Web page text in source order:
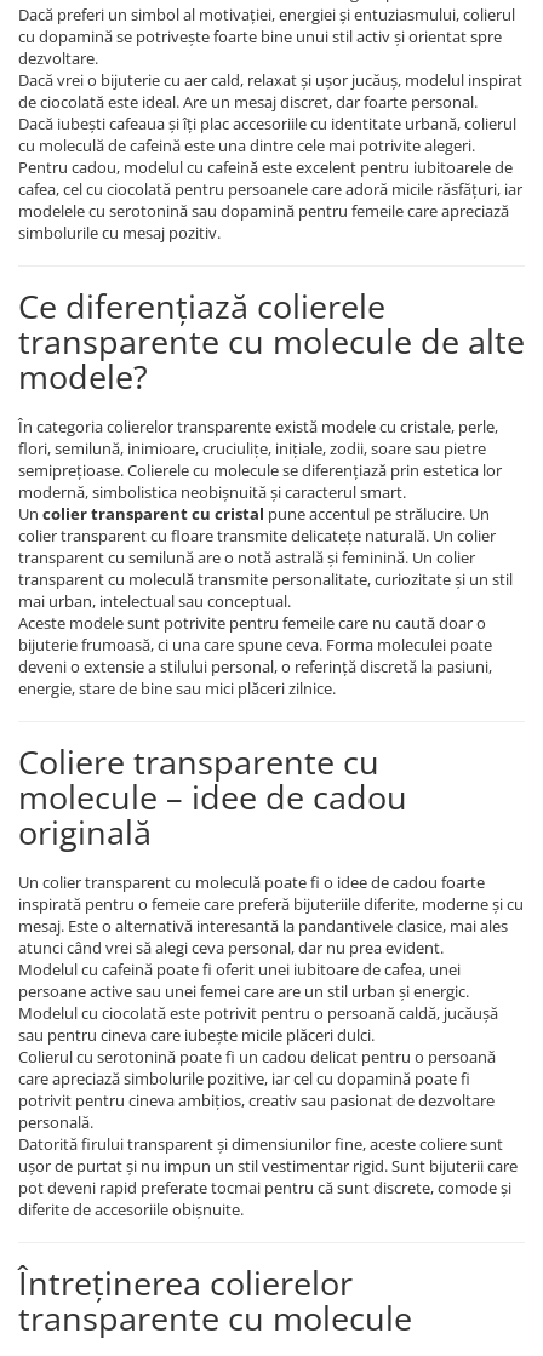
Dacă preferi un simbol al motivației, energiei și entuziasmului, colierul
cu dopamină se potrivește foarte bine unui stil activ și orientat spre
dezvoltare.
Dacă vrei o bijuterie cu aer cald, relaxat și ușor jucăuș, modelul inspirat
de ciocolată este ideal. Are un mesaj discret, dar foarte personal.
Dacă iubești cafeaua și îți plac accesoriile cu identitate urbană, colierul
cu moleculă de cafeină este una dintre cele mai potrivite alegeri.
Pentru cadou, modelul cu cafeină este excelent pentru iubitoarele de
cafea, cel cu ciocolată pentru persoanele care adoră micile răsfățuri, iar
modelele cu serotonină sau dopamină pentru femeile care apreciază
simbolurile cu mesaj pozitiv.
Ce diferențiază colierele
transparente cu molecule de alte
modele?
În categoria colierelor transparente există modele cu cristale, perle,
flori, semilună, inimioare, cruciulițe, inițiale, zodii, soare sau pietre
semiprețioase. Colierele cu molecule se diferențiază prin estetica lor
modernă, simbolistica neobișnuită și caracterul smart.
Un colier transparent cu cristal pune accentul pe strălucire. Un
colier transparent cu floare transmite delicatețe naturală. Un colier
transparent cu semilună are o notă astrală și feminină. Un colier
transparent cu moleculă transmite personalitate, curiozitate și un stil
mai urban, intelectual sau conceptual.
Aceste modele sunt potrivite pentru femeile care nu caută doar o
bijuterie frumoasă, ci una care spune ceva. Forma moleculei poate
deveni o extensie a stilului personal, o referință discretă la pasiuni,
energie, stare de bine sau mici plăceri zilnice.
Coliere transparente cu
molecule – idee de cadou
originală
Un colier transparent cu moleculă poate fi o idee de cadou foarte
inspirată pentru o femeie care preferă bijuteriile diferite, moderne și cu
mesaj. Este o alternativă interesantă la pandantivele clasice, mai ales
atunci când vrei să alegi ceva personal, dar nu prea evident.
Modelul cu cafeină poate fi oferit unei iubitoare de cafea, unei
persoane active sau unei femei care are un stil urban și energic.
Modelul cu ciocolată este potrivit pentru o persoană caldă, jucăușă
sau pentru cineva care iubește micile plăceri dulci.
Colierul cu serotonină poate fi un cadou delicat pentru o persoană
care apreciază simbolurile pozitive, iar cel cu dopamină poate fi
potrivit pentru cineva ambițios, creativ sau pasionat de dezvoltare
personală.
Datorită firului transparent și dimensiunilor fine, aceste coliere sunt
ușor de purtat și nu impun un stil vestimentar rigid. Sunt bijuterii care
pot deveni rapid preferate tocmai pentru că sunt discrete, comode și
diferite de accesoriile obișnuite.
Întreținerea colierelor
transparente cu molecule